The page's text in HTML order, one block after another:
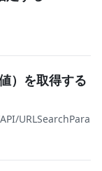
）を取得する